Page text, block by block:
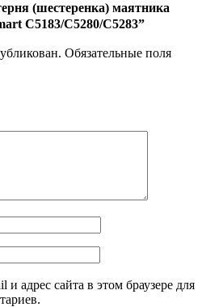
(шестеренка) маятника
C5183/С5280/С5283”
Обязательные поля
адрес сайта в этом браузере для